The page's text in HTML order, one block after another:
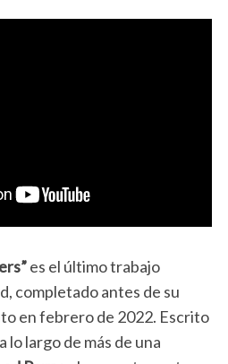
es el último trabajo
completado antes de su
en febrero de 2022. Escrito
largo de más de una